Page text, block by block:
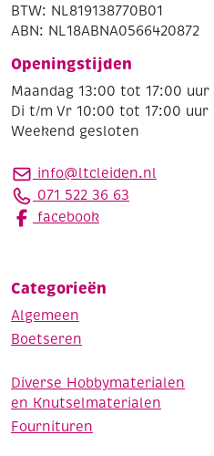
BTW: NL819138770B01
ABN: NL18ABNA0566420872
Openingstijden
Maandag 13:00 tot 17:00 uur
Di t/m Vr 10:00 tot 17:00 uur
Weekend gesloten
info@ltcleiden.nl
071 522 36 63
facebook
Categorieën
Algemeen
Boetseren
Diverse Hobbymaterialen
en Knutselmaterialen
Fournituren